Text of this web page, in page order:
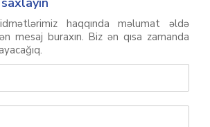
haqqında məlumat əldə
mesaj buraxın. Biz ən qısa zamanda